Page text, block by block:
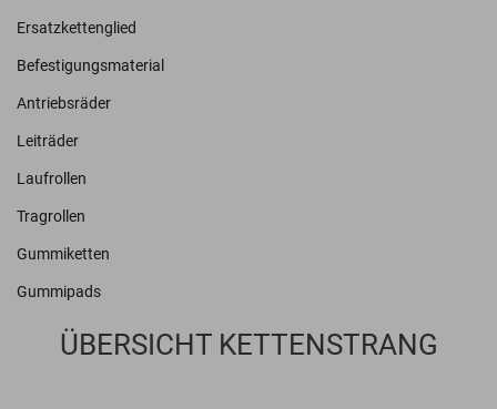
Ersatzkettenglied
Befestigungsmaterial
Antriebsräder
Leiträder
Laufrollen
Tragrollen
Gummiketten
Gummipads
ÜBERSICHT KETTENSTRANG